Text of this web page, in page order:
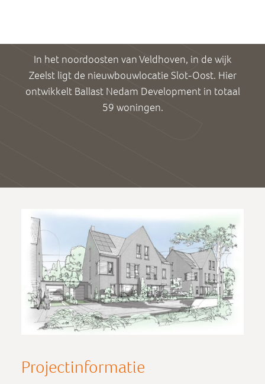
In het noordoosten van Veldhoven, in de wijk
Zeelst ligt de nieuwbouwlocatie Slot-Oost. Hier
ontwikkelt Ballast Nedam Development in totaal
59 woningen.
Projectinformatie